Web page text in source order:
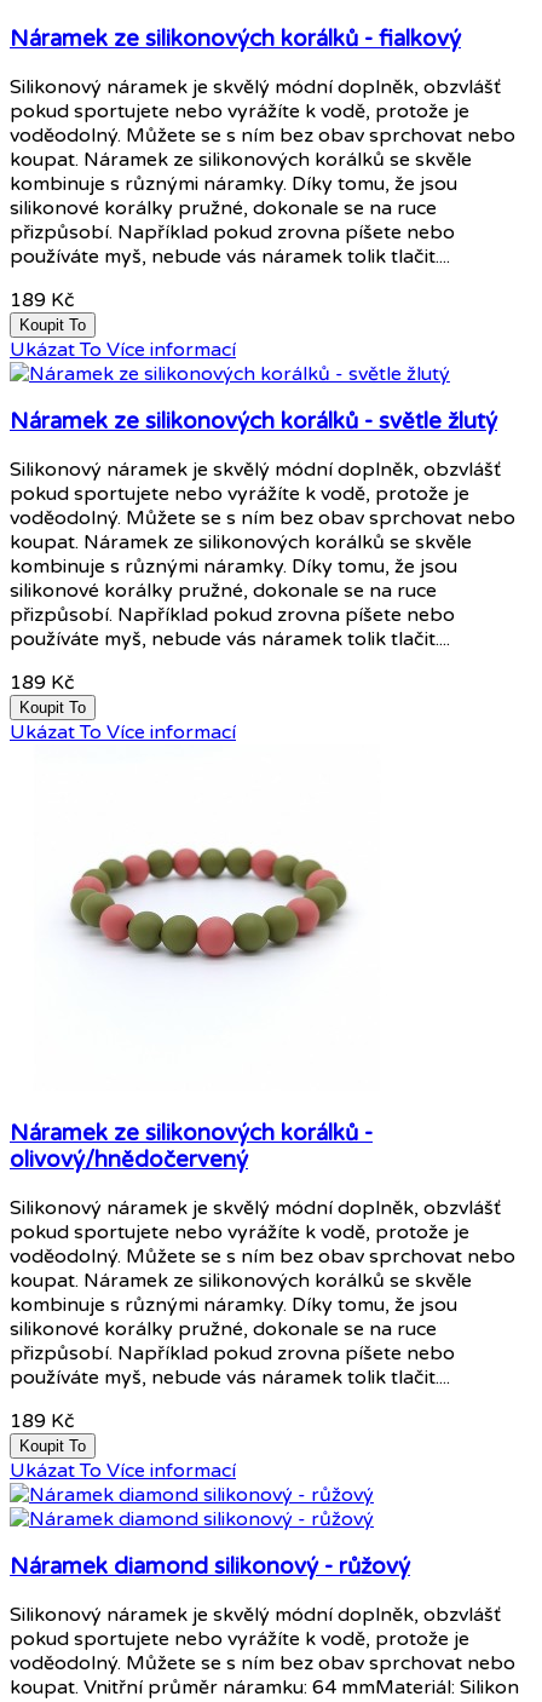
Náramek ze silikonových korálků - fialkový
Silikonový náramek je skvělý módní doplněk, obzvlášť
pokud sportujete nebo vyrážíte k vodě, protože je
voděodolný. Můžete se s ním bez obav sprchovat nebo
koupat. Náramek ze silikonových korálků se skvěle
kombinuje s různými náramky. Díky tomu, že jsou
silikonové korálky pružné, dokonale se na ruce
přizpůsobí. Například pokud zrovna píšete nebo
používáte myš, nebude vás náramek tolik tlačit....
189 Kč
Koupit To
Ukázat To Více informací
Náramek ze silikonových korálků - světle žlutý
Silikonový náramek je skvělý módní doplněk, obzvlášť
pokud sportujete nebo vyrážíte k vodě, protože je
voděodolný. Můžete se s ním bez obav sprchovat nebo
koupat. Náramek ze silikonových korálků se skvěle
kombinuje s různými náramky. Díky tomu, že jsou
silikonové korálky pružné, dokonale se na ruce
přizpůsobí. Například pokud zrovna píšete nebo
používáte myš, nebude vás náramek tolik tlačit....
189 Kč
Koupit To
Ukázat To Více informací
Náramek ze silikonových korálků -
olivový/hnědočervený
Silikonový náramek je skvělý módní doplněk, obzvlášť
pokud sportujete nebo vyrážíte k vodě, protože je
voděodolný. Můžete se s ním bez obav sprchovat nebo
koupat. Náramek ze silikonových korálků se skvěle
kombinuje s různými náramky. Díky tomu, že jsou
silikonové korálky pružné, dokonale se na ruce
přizpůsobí. Například pokud zrovna píšete nebo
používáte myš, nebude vás náramek tolik tlačit....
189 Kč
Koupit To
Ukázat To Více informací
Náramek diamond silikonový - růžový
Silikonový náramek je skvělý módní doplněk, obzvlášť
pokud sportujete nebo vyrážíte k vodě, protože je
voděodolný. Můžete se s ním bez obav sprchovat nebo
koupat. Vnitřní průměr náramku: 64 mmMateriál: Silikon